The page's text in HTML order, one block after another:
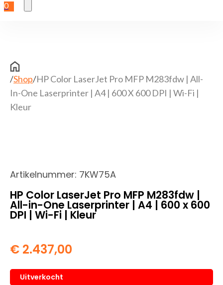
0
/Shop/HP Color LaserJet Pro MFP M283fdw | All-
In-One Laserprinter | A4 | 600 X 600 DPI | Wi-Fi |
Kleur
Artikelnummer: 7KW75A
HP Color LaserJet Pro MFP M283fdw |
All-in-One Laserprinter | A4 | 600 x 600
DPI | Wi-Fi | Kleur
€ 2.437,00
Uitverkocht